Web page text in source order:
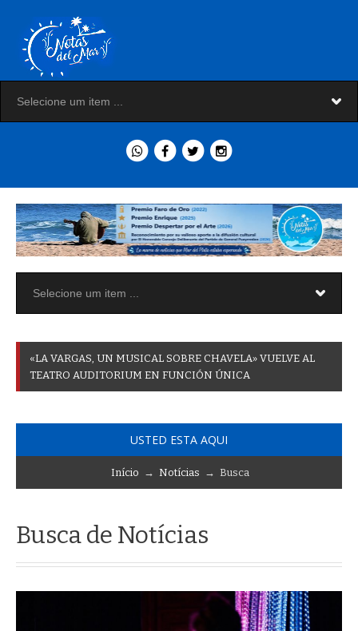
«LA VARGAS UN MUSICAL SOBRE CHAVELA» VUELVE AL
TEATRO AUDITORIUM EN FUNCIÓN ÚNICA
USTED ESTA AQUI
Início → Notícias → Busca
Busca de Notícias